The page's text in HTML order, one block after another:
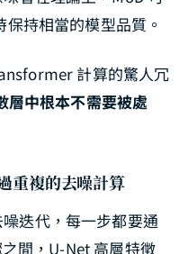
持相當的模型品質。
計算的驚人冗
中根本不需要被處
重複的去噪計算
迭代，每一步都要通
間，U-Net 高層特徵